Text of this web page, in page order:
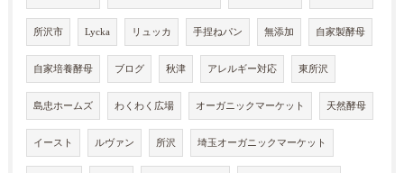
所沢市 Lycka リュッカ 手捏ねパン 無添加 自家製酵母
自家培養酵母 ブログ 秋津 アレルギー対応 東所沢
島忠ホームズ わくわく広場 オーガニックマーケット 天然酵母
イースト ルヴァン 所沢 埼玉オーガニックマーケット